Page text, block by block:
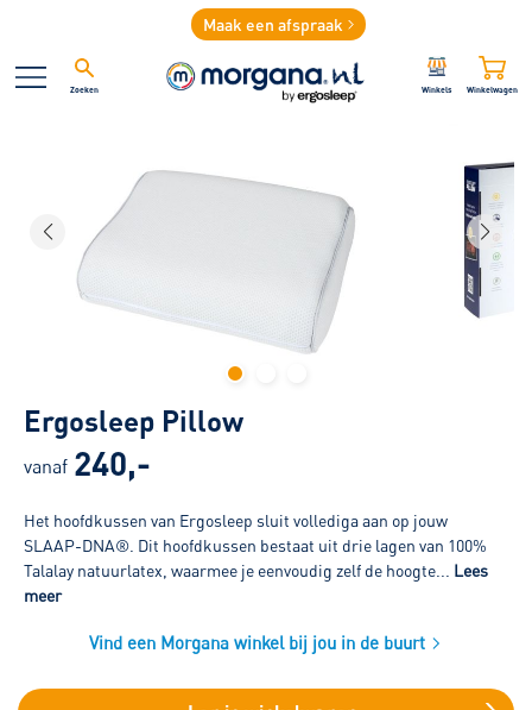
Maak een afspraak
Zoeken Winkels Winkelwagen
Ergosleep Pillow
vanaf 240,-
Het hoofdkussen van Ergosleep sluit vollediga aan op jouw
SLAAP-DNA®. Dit hoofdkussen bestaat uit drie lagen van 100%
Talalay natuurlatex, waarmee je eenvoudig zelf de hoogte... Lees
meer
Vind een Morgana winkel bij jou in de buurt